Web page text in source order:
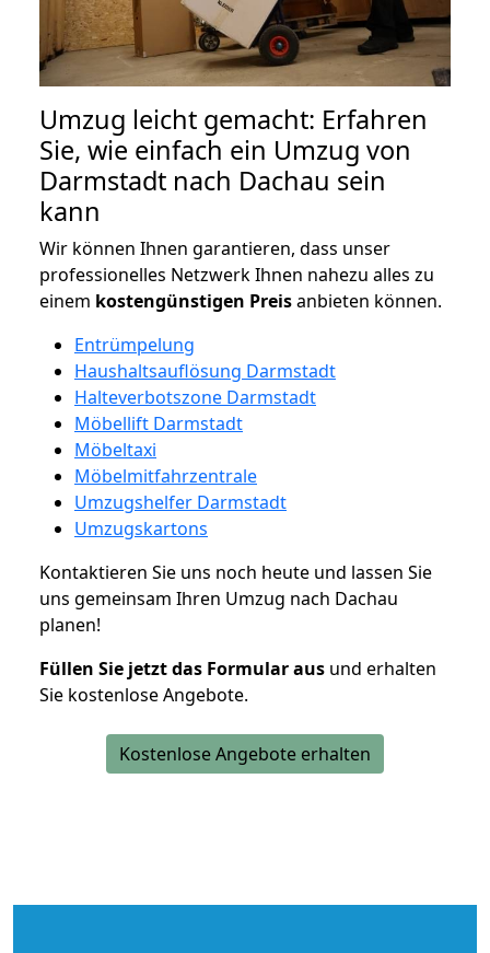
Umzug leicht gemacht: Erfahren
Sie, wie einfach ein Umzug von
Darmstadt nach Dachau sein
kann
Wir können Ihnen garantieren, dass unser
professionelles Netzwerk Ihnen nahezu alles zu
einem kostengünstigen Preisanbieten können.
Entrümpelung
Haushaltsauflösung Darmstadt
Halteverbotszone Darmstadt
Möbellift Darmstadt
Möbeltaxi
Möbelmitfahrzentrale
Umzugshelfer Darmstadt
Umzugskartons
Kontaktieren Sie uns noch heute und lassen Sie
uns gemeinsam Ihren Umzug nach Dachau
planen!
Füllen Sie jetzt das Formular aus und erhalten
Sie kostenlose Angebote.
Kostenlose Angebote erhalten